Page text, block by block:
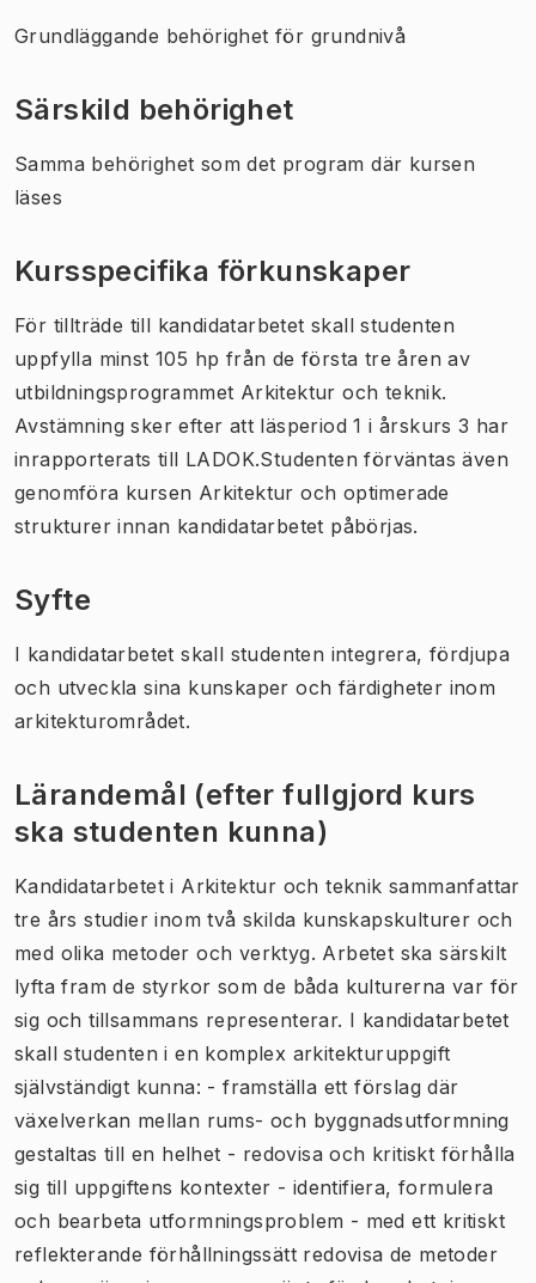
Grundläggande behörighet för grundnivå
Särskild behörighet
Samma behörighet som det program där kursen
läses
Kursspecifika förkunskaper
För tillträde till kandidatarbetet skall studenten
uppfylla minst 105 hp från de första tre åren av
utbildningsprogrammet Arkitektur och teknik.
Avstämning sker efter att läsperiod 1 i årskurs 3 har
inrapporterats till LADOK.Studenten förväntas även
genomföra kursen Arkitektur och optimerade
strukturer innan kandidatarbetet påbörjas.
Syfte
I kandidatarbetet skall studenten integrera, fördjupa
och utveckla sina kunskaper och färdigheter inom
arkitekturområdet.
Lärandemål (efter fullgjord kurs
ska studenten kunna)
Kandidatarbetet i Arkitektur och teknik sammanfattar
tre års studier inom två skilda kunskapskulturer och
med olika metoder och verktyg. Arbetet ska särskilt
lyfta fram de styrkor som de båda kulturerna var för
sig och tillsammans representerar. I kandidatarbetet
skall studenten i en komplex arkitekturuppgift
självständigt kunna: - framställa ett förslag där
växelverkan mellan rums- och byggnadsutformning
gestaltas till en helhet - redovisa och kritiskt förhålla
sig till uppgiftens kontexter - identifiera, formulera
och bearbeta utformningsproblem - med ett kritiskt
reflekterande förhållningssätt redovisa de metoder